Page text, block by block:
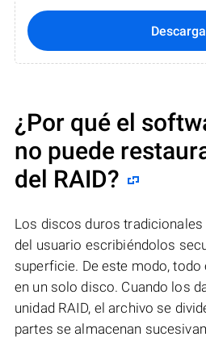
¿Por qué el
no puede
del RAID?
Los discos duros
del usuario escribiéndolos
superficie. De este modo,
en un solo disco. Cuando los
unidad RAID, el archivo se
partes se almacenan